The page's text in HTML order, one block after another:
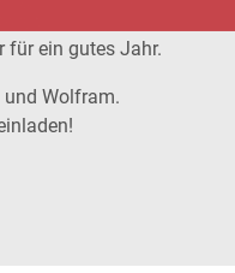
für ein gutes Jahr.
und Wolfram.